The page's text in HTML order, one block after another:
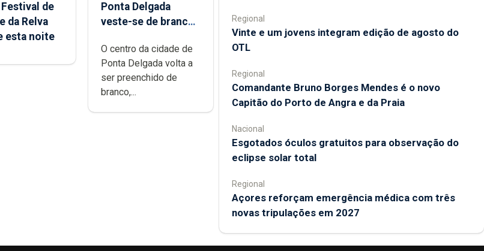
Festival de
da Relva
esta noite
Ponta Delgada
veste-se de branco
O centro da cidade de
Ponta Delgada volta a
ser preenchido de
branco,...
Regional
Vinte e um jovens integram edição de agosto do
OTL
Regional
Comandante Bruno Borges Mendes é o novo
Capitão do Porto de Angra e da Praia
Nacional
Esgotados óculos gratuitos para observação do
eclipse solar total
Regional
Açores reforçam emergência médica com três
novas tripulações em 2027